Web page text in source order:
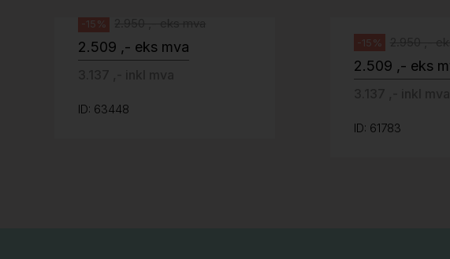
-15%
2.509 ,- eks mva
ID: 63448
-15%
2.509 ,- eks
ID: 61783